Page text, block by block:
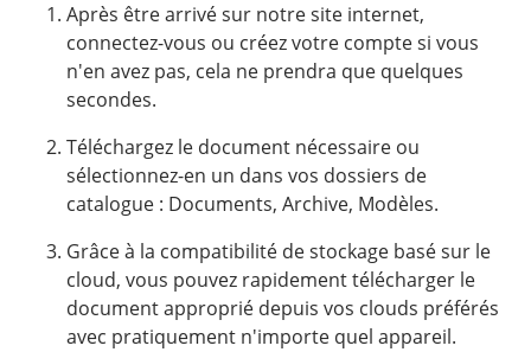
Après être arrivé sur notre site internet,
connectez-vous ou créez votre compte si vous
n'en avez pas, cela ne prendra que quelques
secondes.
Téléchargez le document nécessaire ou
sélectionnez-en un dans vos dossiers de
catalogue : Documents, Archive, Modèles.
Grâce à la compatibilité de stockage basé sur le
cloud, vous pouvez rapidement télécharger le
document approprié depuis vos clouds préférés
avec pratiquement n'importe quel appareil.